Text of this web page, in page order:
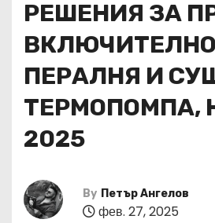
РЕШЕНИЯ ЗА
ВКЛЮЧИТЕЛНО
ПЕРАЛНЯ И
ТЕРМОПОМПА,
2025
By Петър Ангелов
фев. 27, 2025